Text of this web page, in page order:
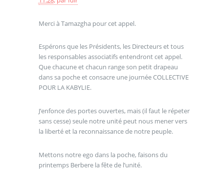
Merci à Tamazgha pour cet appel.
Espérons que les Présidents, les Directeurs et tous
les responsables associatifs entendront cet appel.
Que chacune et chacun range son petit drapeau
dans sa poche et consacre une journée COLLECTIVE
POUR LA KABYLIE.
J’enfonce des portes ouvertes, mais (il faut le répeter
sans cesse) seule notre unité peut nous mener vers
la liberté et la reconnaissance de notre peuple.
Mettons notre ego dans la poche, faisons du
printemps Berbere la fête de l’unité.